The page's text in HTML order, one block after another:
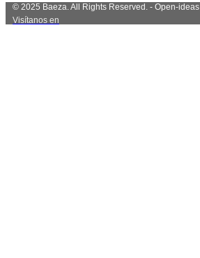
© 2025 Baeza. All Rights Reserved. - Open-ideas
Visítanos en